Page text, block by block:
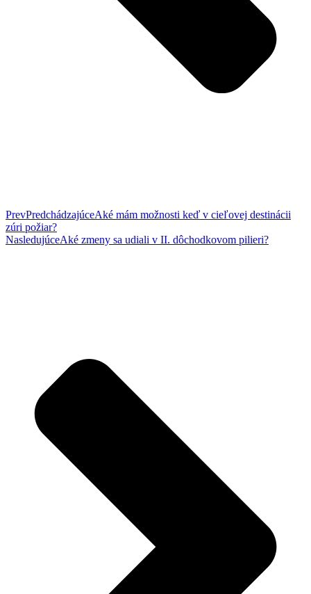
PrevPredchádzajúceAké mám možnosti keď v cieľovej destinácii
zúri požiar?
NasledujúceAké zmeny sa udiali v II. dôchodkovom pilieri?